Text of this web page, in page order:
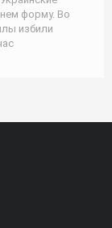
форму. Во
избили